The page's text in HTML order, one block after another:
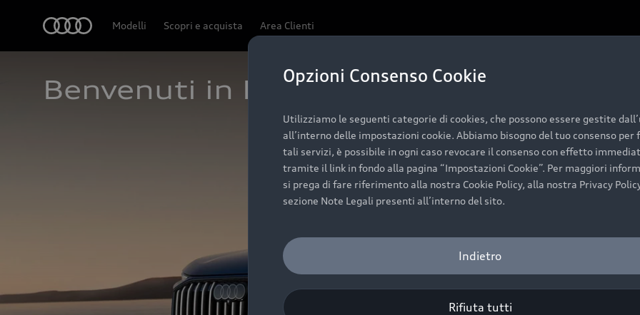
Opzioni Consenso Cookie
Utilizziamo le seguenti categorie di cookies, che possono essere gestite
all’interno delle impostazioni cookie. Abbiamo bisogno del tuo consenso per
tali servizi, è possibile in ogni caso revocare il consenso con effetto
tramite il link in fondo alla pagina “Impostazioni Cookie”. Per maggiori
si prega di fare riferimento alla nostra Cookie Policy, alla nostra Privacy
sezione Note Legali presenti all’interno del sito.
Indietro
Rifiuta tutti
Modelli Scopri e acquista Area Clienti
Benvenuti in Frav.